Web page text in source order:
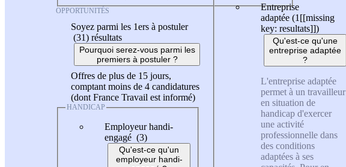
OPPORTUNITÉS
Soyez parmi les 1ers à postuler
(31) résultats
Pourquoi serez-vous parmi les
premiers à postuler ?
Offres de plus de 15 jours,
comptant moins de 4 candidatures
(dont France Travail est informé)
HANDICAP
Employeur handi-
engagé (3)
Qu'est-ce qu'un
employeur handi-
Entreprise
adaptée (1 [[missing
key: resultats]])
Qu'est-ce qu'une
entreprise adaptée
?
L'entreprise adaptée
permet à un travailleur
en situation de
handicap d'exercer
une activité
professionnelle dans
des conditions
adaptées à ses